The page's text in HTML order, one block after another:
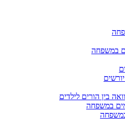
במשפחה
בין הורים לילדים
במשפחה